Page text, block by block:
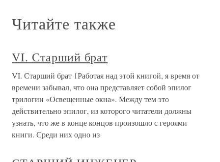
Читайте также
VI. Старший брат
VI. Старший брат 1Работая над этой книгой, я время от
времени забывал, что она представляет собой эпилог
трилогии «Освещенные окна». Между тем это
действительно эпилог, из которого читатели должны
узнать, что же в конце концов произошло с героями
книги. Среди них одно из